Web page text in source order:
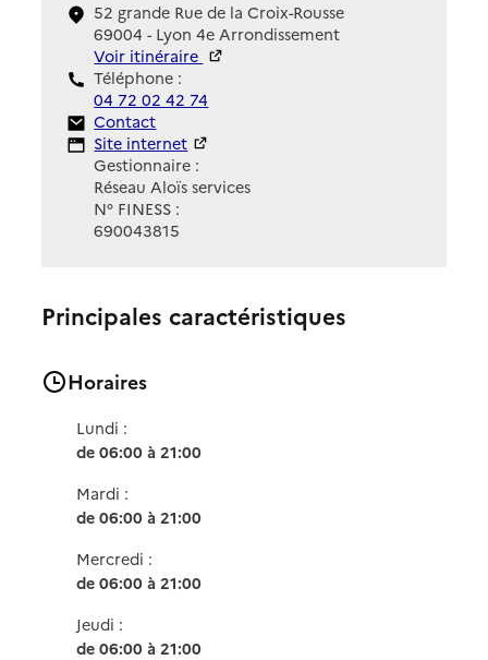
52 grande Rue de la Croix-Rousse
69004 - Lyon 4e Arrondissement
Voir itinéraire
Téléphone :
04 72 02 42 74
Contact
Contact
Site Internet
Site internet
Gestionnaire :
Réseau Aloïs services
N° FINESS :
690043815
Principales caractéristiques
Horaires
Lundi :
de 06:00 à 21:00
Mardi :
de 06:00 à 21:00
Mercredi :
de 06:00 à 21:00
Jeudi :
de 06:00 à 21:00